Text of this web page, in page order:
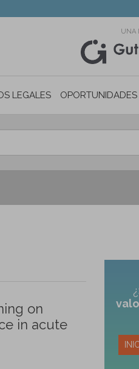
UNA
INCLUSIÓN SOCIAL
LEGALES OPORTUNIDADES
on
in acute